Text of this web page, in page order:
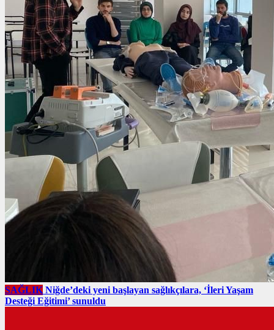
SAĞLIK Niğde’deki yeni başlayan sağlıkçılara, ‘İleri Yaşam
Desteği Eğitimi’ sunuldu